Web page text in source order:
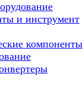
и инструмент
компоненты